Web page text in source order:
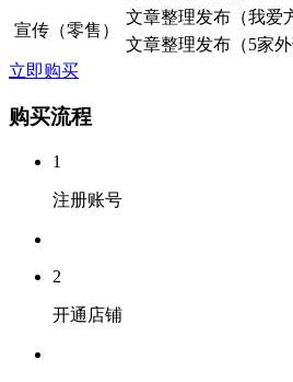
宣传（零售）
文章整理发布（我爱
文章整理发布（5家外
立即购买
购买流程
1
注册账号
2
开通店铺